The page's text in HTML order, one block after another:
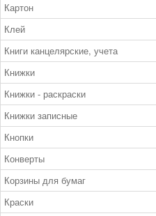
Картон
Клей
Книги канцелярские, учета
Книжки
Книжки - раскраски
Книжки записные
Кнопки
Конверты
Корзины для бумаг
Краски